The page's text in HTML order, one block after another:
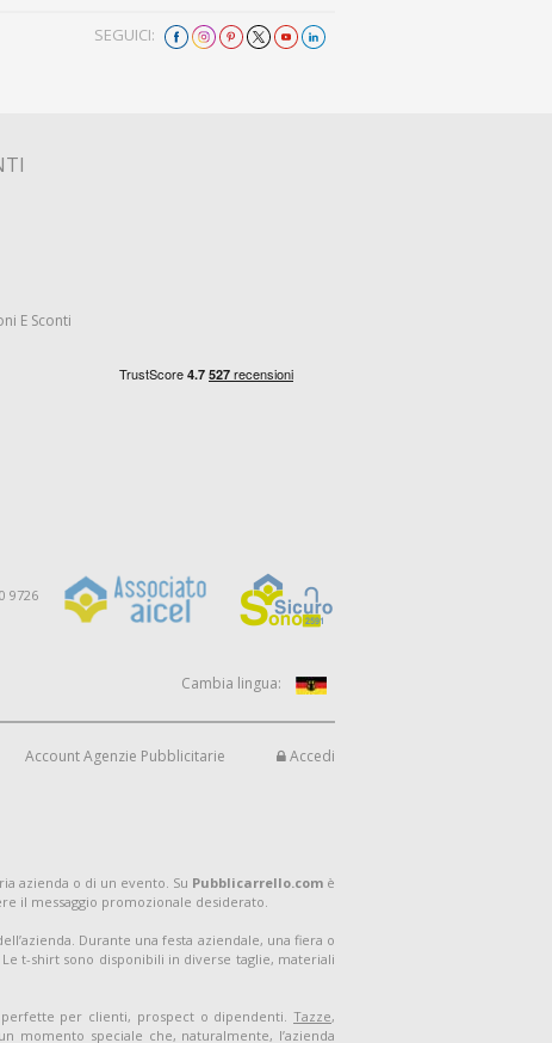
SEGUICI:
E Sconti
9726
Cambia lingua:
Account Agenzie Pubblicitarie Accedi
azienda o di un evento. Su Pubblicarrello.comè
il messaggio promozionale desiderato.
Durante una festa aziendale, una fiera o
t-shirt sono disponibili in diverse taglie, materiali
per clienti, prospect o dipendenti. Tazze,
speciale che, naturalmente, l’azienda